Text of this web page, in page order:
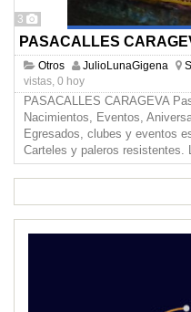
3
PASACALLES
Otros JulioLunaGigena
vistas, 0 hoy
PASACALLES CARAGEVA
Nacimientos, Eventos,
Egresados, clubes y eventos
Carteles y paleros